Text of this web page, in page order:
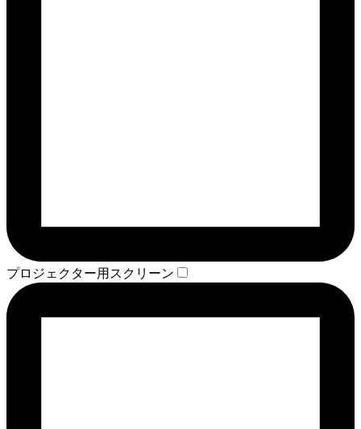
プロジェクター用スクリーン